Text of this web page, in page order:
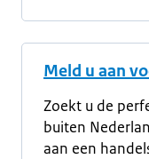
Meld u aan
Zoekt u de
buiten
aan een